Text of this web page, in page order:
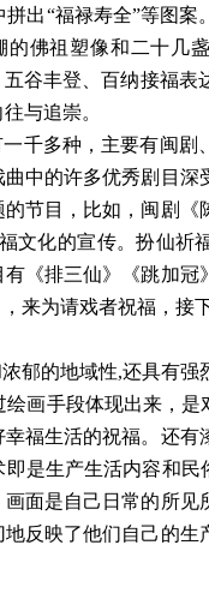
出“福禄寿全”等图案
佛祖塑像和二十几
谷丰登、百纳接福表
与追崇。
千多种，主要有闽剧
中的许多优秀剧目深
节目，比如，闽剧《
化的宣传。扮仙祈
《排三仙》《跳加冠
来为请戏者祝福，接
郁的地域性,还具有强
画手段体现出来，是
福生活的祝福。还有
是生产生活内容和民
面是自己日常的所见
反映了他们自己的生